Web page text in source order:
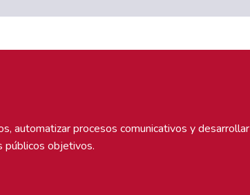
automatizar procesos comunicativos y desarrollar
públicos objetivos.